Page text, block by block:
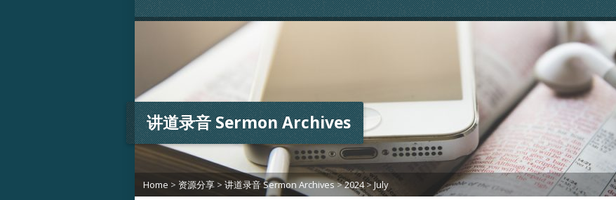
讲道录音 Sermon Archives
Home > 资源分享 > 讲道录音 Sermon Archives>2024>July